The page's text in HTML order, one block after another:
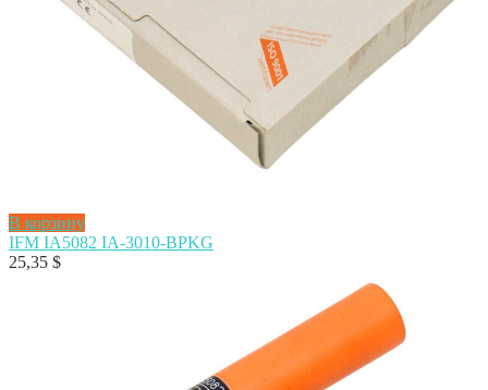
В корзину
IFM IA5082 IA-3010-BPKG
25,35 $